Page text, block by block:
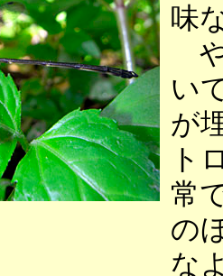
味
い
が
ト
常
の
な